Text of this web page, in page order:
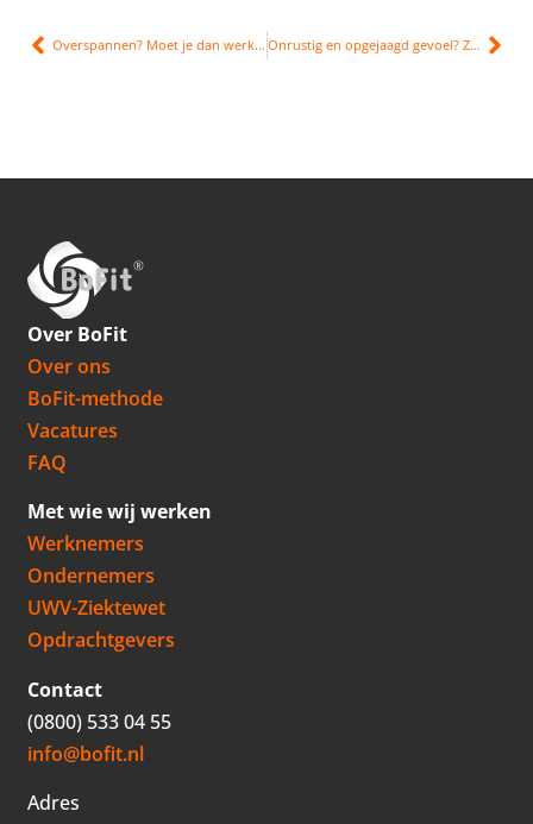
Overspannen? Moet je dan werken of juist niet? Onrustig en opgejaagd gevoel? Zo voel je je weer rustig
Over BoFit
Over ons
BoFit-methode
Vacatures
FAQ
Met wie wij werken
Werknemers
Ondernemers
UWV-Ziektewet
Opdrachtgevers
Contact
(0800) 533 04 55
info@bofit.nl
Adres